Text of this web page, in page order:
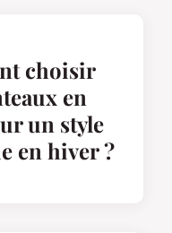
choisir
en
un style
en hiver ?